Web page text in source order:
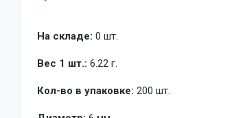
На складе: 0 шт.
Вес 1 шт.: 6.22 г.
Кол-во в упаковке: 200 шт.